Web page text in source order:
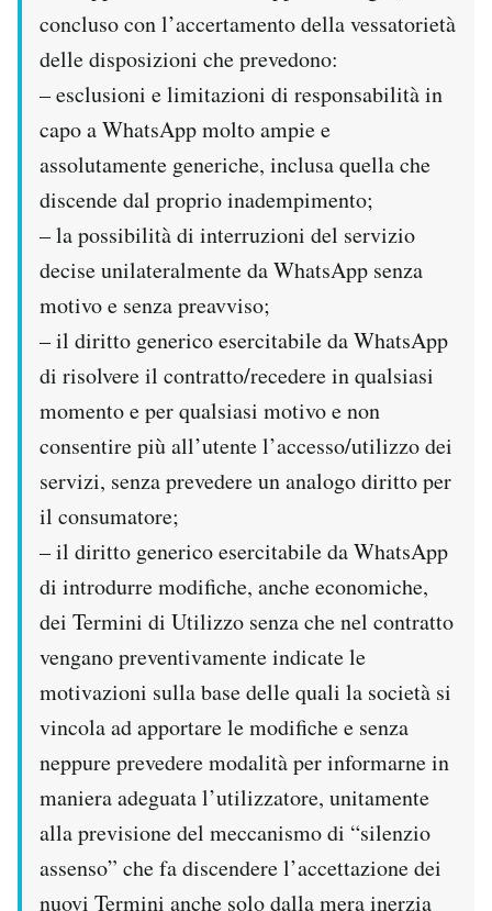
concluso con l’accertamento della vessatorietà
delle disposizioni che prevedono:
– esclusioni e limitazioni di responsabilità in
capo a WhatsApp molto ampie e
assolutamente generiche, inclusa quella che
discende dal proprio inadempimento;
– la possibilità di interruzioni del servizio
decise unilateralmente da WhatsApp senza
motivo e senza preavviso;
– il diritto generico esercitabile da WhatsApp
di risolvere il contratto/recedere in qualsiasi
momento e per qualsiasi motivo e non
consentire più all’utente l’accesso/utilizzo dei
servizi, senza prevedere un analogo diritto per
il consumatore;
– il diritto generico esercitabile da WhatsApp
di introdurre modifiche, anche economiche,
dei Termini di Utilizzo senza che nel contratto
vengano preventivamente indicate le
motivazioni sulla base delle quali la società si
vincola ad apportare le modifiche e senza
neppure prevedere modalità per informarne in
maniera adeguata l’utilizzatore, unitamente
alla previsione del meccanismo di “silenzio
assenso” che fa discendere l’accettazione dei
nuovi Termini anche solo dalla mera inerzia